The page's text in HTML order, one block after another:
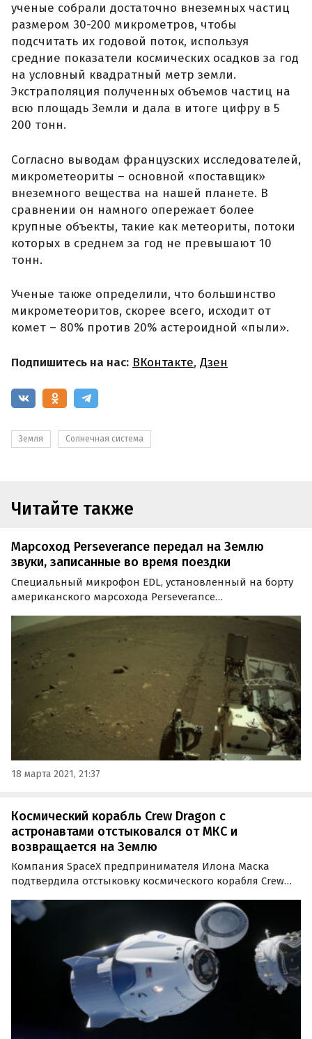
ученые собрали достаточно внеземных частиц
размером 30-200 микрометров, чтобы
подсчитать их годовой поток, используя
средние показатели космических осадков за год
на условный квадратный метр земли.
Экстраполяция полученных объемов частиц на
всю площадь Земли и дала в итоге цифру в 5
200 тонн.
Согласно выводам французских исследователей,
микрометеориты – основной «поставщик»
внеземного вещества на нашей планете. В
сравнении он намного опережает более
крупные объекты, такие как метеориты, потоки
которых в среднем за год не превышают 10
тонн.
Ученые также определили, что большинство
микрометеоритов, скорее всего, исходит от
комет – 80% против 20% астероидной «пыли».
Подпишитесь на нас: ВКонтакте, Дзен
Земля Солнечная система
Читайте также
Марсоход Perseverance передал на Землю
звуки, записанные во время поездки
Специальный микрофон EDL, установленный на борту
американского марсохода Perseverance
аппарата в марсианскую атмосферу, спуске и посадке
ровера на поверхность Красной планеты, при проезде
на расстояние…
18 марта 2021, 21:37
Космический корабль Crew Dragon с
астронавтами отстыковался от МКС и
возвращается на Землю
Компания SpaceX предпринимателя Илона Маска
подтвердила отстыковку космического корабля Crew
борту от Международной космической станции (МКС)
для возвращения на Землю.